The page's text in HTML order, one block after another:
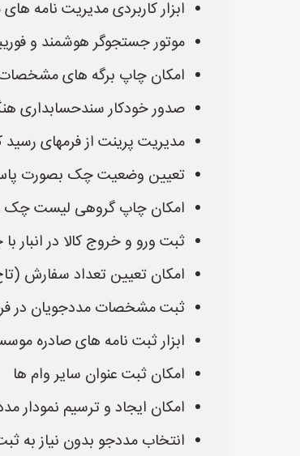
ابزار کاربردی مدیریت نامه
موتور جستجوگر هوشمند و
امکان چاپ برگه های
صدور خودکار سندحسابداری
مدیریت پرینت از فرمهای
تعیین وضعیت چک بصورت
امکان چاپ گروهی لیست چک
ثبت ورو و خروج کالا در انبار
امکان تعیین تعداد سفارش
ثبت مشخصات مددجویان در
ابزار ثبت نامه های صادره
امکان ثبت عنوان سایر وام ها
امکان ایجاد و ترسیم نمودار
انتخاب مددجو بدون نیاز